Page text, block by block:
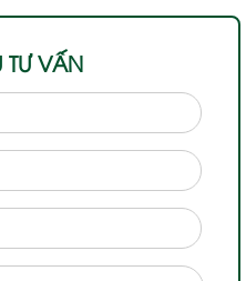
TƯ VẤN